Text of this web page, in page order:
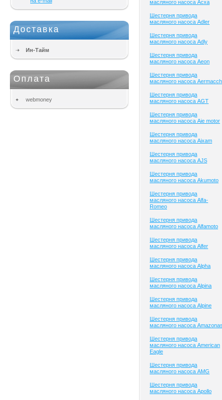
Доставка
Ин-Тайм
Оплата
webmoney
масляного насоса Acxa
Шестерня привода
масляного насоса Adler
Шестерня привода
масляного насоса Adly
Шестерня привода
масляного насоса Aeon
Шестерня привода
масляного насоса
Шестерня привода
масляного насоса AGT
Шестерня привода
масляного насоса Aie motor
Шестерня привода
масляного насоса Aixam
Шестерня привода
масляного насоса AJS
Шестерня привода
масляного насоса Akumoto
Шестерня привода
масляного насоса Alfa-
Romeo
Шестерня привода
масляного насоса Alfamoto
Шестерня привода
масляного насоса Alfer
Шестерня привода
масляного насоса Alpha
Шестерня привода
масляного насоса Alpina
Шестерня привода
масляного насоса Alpine
Шестерня привода
масляного насоса
Шестерня привода
масляного насоса American
Eagle
Шестерня привода
масляного насоса AMG
Шестерня привода
масляного насоса Apollo